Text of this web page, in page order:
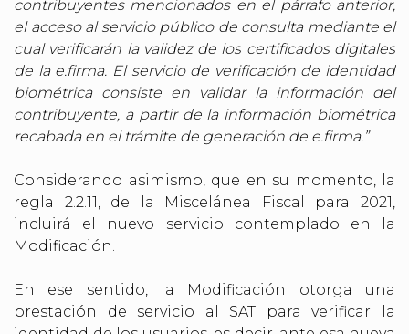
contribuyentes mencionados en el párrafo anterior,
el acceso al servicio público de consulta mediante el
cual verificarán la validez de los certificados digitales
de la e.firma. El servicio de verificación de identidad
biométrica consiste en validar la información del
contribuyente, a partir de la información biométrica
recabada en el trámite de generación de e.firma.”
Considerando asimismo, que en su momento, la
regla 2.2.11, de la Miscelánea Fiscal para 2021,
incluirá el nuevo servicio contemplado en la
Modificación.
En ese sentido, la Modificación otorga una
prestación de servicio al SAT para verificar la